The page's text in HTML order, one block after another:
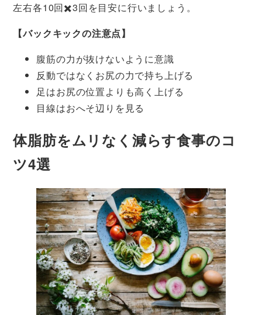
左右各10回✖️3回を目安に行いましょう。
【バックキックの注意点】
腹筋の力が抜けないように意識
反動ではなくお尻の力で持ち上げる
足はお尻の位置よりも高く上げる
目線はおへそ辺りを見る
体脂肪をムリなく減らす食事のコ
ツ4選